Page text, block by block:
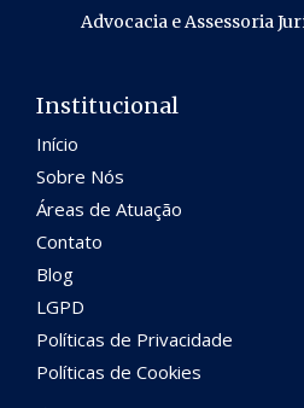
Advocacia e Assessoria
Institucional
Início
Sobre Nós
Áreas de Atuação
Contato
Blog
LGPD
Políticas de Privacidade
Políticas de Cookies